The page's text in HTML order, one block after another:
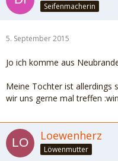
Seifenmacherin
5. September 2015
Jo ich komme aus
Meine Tochter ist allerdings
wir uns gerne mal treffen
Loewenherz
Löwenmutter